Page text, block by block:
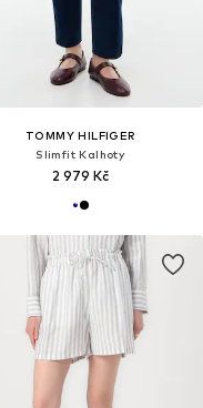
TOMMY HILFIGER
Slimfit Kalhoty
2 979 Kč